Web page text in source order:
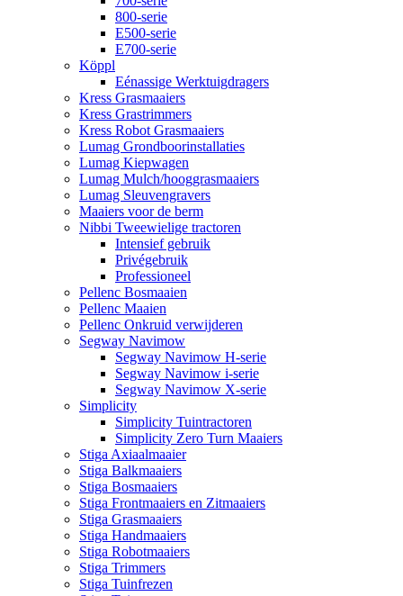
800-serie
E500-serie
E700-serie
Köppl
Eénassige Werktuigdragers
Kress Grasmaaiers
Kress Grastrimmers
Kress Robot Grasmaaiers
Lumag Grondboorinstallaties
Lumag Kiepwagen
Lumag Mulch/hooggrasmaaiers
Lumag Sleuvengravers
Maaiers voor de berm
Nibbi Tweewielige tractoren
Intensief gebruik
Privégebruik
Professioneel
Pellenc Bosmaaien
Pellenc Maaien
Pellenc Onkruid verwijderen
Segway Navimow
Segway Navimow H-serie
Segway Navimow i-serie
Segway Navimow X-serie
Simplicity
Simplicity Tuintractoren
Simplicity Zero Turn Maaiers
Stiga Axiaalmaaier
Stiga Balkmaaiers
Stiga Bosmaaiers
Stiga Frontmaaiers en Zitmaaiers
Stiga Grasmaaiers
Stiga Handmaaiers
Stiga Robotmaaiers
Stiga Trimmers
Stiga Tuinfrezen